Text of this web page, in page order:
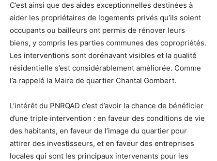
C’est ainsi que des aides exceptionnelles destinées à
aider les propriétaires de logements privés qu’ils soient
occupants ou bailleurs ont permis de rénover leurs
biens, y compris les parties communes des copropriétés.
Les interventions sont dorénavant visibles et la qualité
résidentielle s’est considérablement améliorée. Comme
l’a rappelé la Maire de quartier Chantal Gombert.
L’intérêt du PNRQAD c’est d’avoir la chance de bénéficier
d’une triple intervention : en faveur des conditions de vie
des habitants, en faveur de l’image du quartier pour
attirer des investisseurs, et en faveur des entreprises
locales qui sont les principaux intervenants pour les